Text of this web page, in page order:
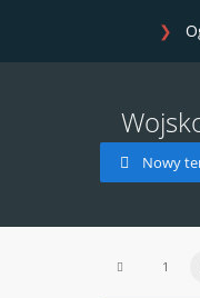
Nowy
1